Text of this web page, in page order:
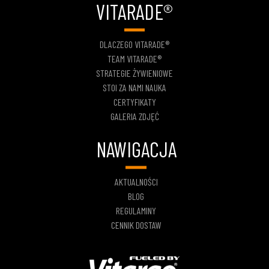
VITARADE®
DLACZEGO VITARADE®
TEAM VITARADE®
STRATEGIE ŻYWIENIOWE
STOI ZA NAMI NAUKA
CERTYFIKATY
GALERIA ZDJĘĆ
NAWIGACJA
AKTUALNOŚCI
BLOG
REGULAMINY
CENNIK DOSTAW